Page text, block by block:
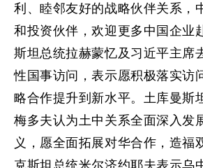
利、睦邻友好的战略伙伴关系，
和投资伙伴，欢迎更多中国企业
斯坦总统拉赫蒙忆及习近平主席
性国事访问，表示愿积极落实访
略合作提升到新水平。土库曼斯
梅多夫认为土中关系全面深入发
义，愿全面拓展对华合作，造福
克斯坦总统米尔济约耶夫表示乌